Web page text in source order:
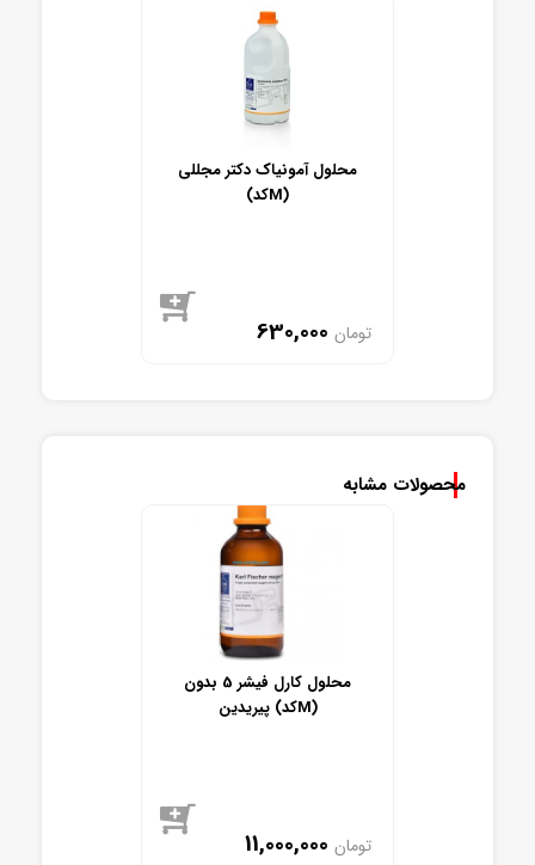
محلول آمونیاک دکتر مجللی
(کدM)
630,000 تومان
محصولات مشابه
محلول کارل فیشر 5 بدون
پیریدین (کدM)
11,000,000 تومان